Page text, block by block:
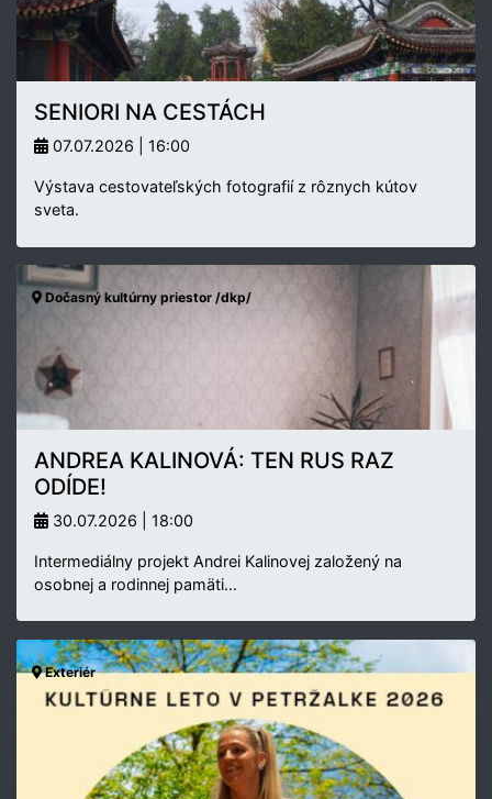
SENIORI NA CESTÁCH
07.07.2026 | 16:00
Výstava cestovateľských fotografií z rôznych kútov
sveta.
Dočasný kultúrny priestor /dkp/
ANDREA KALINOVÁ: TEN RUS RAZ
ODÍDE!
30.07.2026 | 18:00
Intermediálny projekt Andrei Kalinovej založený na
osobnej a rodinnej pamäti…
Exteriér